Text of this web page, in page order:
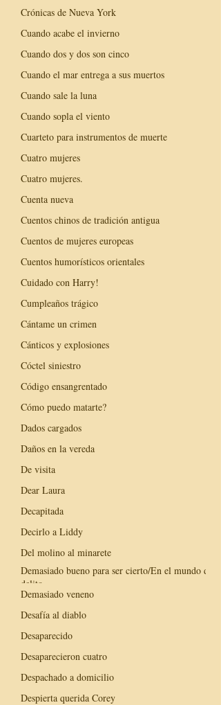
Crónicas de Nueva York
Cuando acabe el invierno
Cuando dos y dos son cinco
Cuando el mar entrega a sus muertos
Cuando sale la luna
Cuando sopla el viento
Cuarteto para instrumentos de muerte
Cuatro mujeres
Cuatro mujeres.
Cuenta nueva
Cuentos chinos de tradición antigua
Cuentos de mujeres europeas
Cuentos humorísticos orientales
Cuidado con Harry!
Cumpleaños trágico
Cántame un crimen
Cánticos y explosiones
Cóctel siniestro
Código ensangrentado
Cómo puedo matarte?
Dados cargados
Daños en la vereda
De visita
Dear Laura
Decapitada
Decirlo a Liddy
Del molino al minarete
Demasiado bueno para ser cierto/En el mundo del
delito
Demasiado veneno
Desafía al diablo
Desaparecido
Desaparecieron cuatro
Despachado a domicilio
Despierta querida Corey